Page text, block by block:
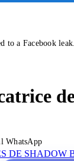
a Facebook
WhatsApp
DE SHADOW